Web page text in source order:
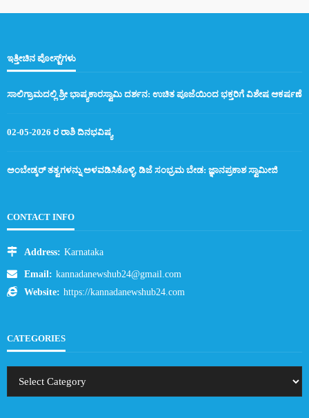
ಇತ್ತೀಚಿನ ಪೋಸ್ಟ್‌ಗಳು
ಸಾಲಿಗ್ರಾಮದಲ್ಲಿ ಶ್ರೀ ಭಾಷ್ಯಕಾರಸ್ವಾಮಿ ದರ್ಶನ: ಉಚಿತ ಪೂಜೆಯಿಂದ ಭಕ್ತರಿಗೆ ವಿಶೇಷ ಆಕರ್ಷಣೆ
02-05-2026 ರ ರಾಶಿ ದಿನಭವಿಷ್ಯ
ಅಂಬೇಡ್ಕರ್ ತತ್ವಗಳನ್ನು ಅಳವಡಿಸಿಕೊಳ್ಳಿ, ಡಿಜೆ ಸಂಭ್ರಮ ಬೇಡ: ಜ್ಞಾನಪ್ರಕಾಶ ಸ್ವಾಮೀಜಿ
CONTACT INFO
Address: Karnataka
Email: kannadanewshub24@gmail.com
Website: https://kannadanewshub24.com
CATEGORIES